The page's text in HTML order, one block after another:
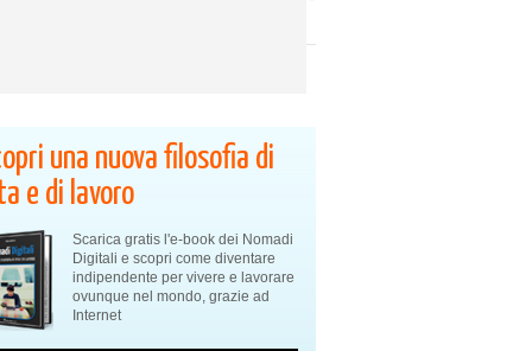
una nuova filosofia di
e di lavoro
Scarica gratis l'e-book dei Nomadi
Digitali e scopri come diventare
indipendente per vivere e lavorare
ovunque nel mondo, grazie ad
Internet